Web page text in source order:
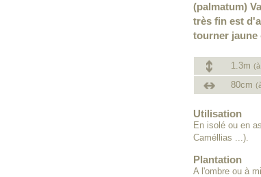
(palmatum)
très fin est
tourner jaune
1.3m
80cm
Utilisation
En isolé ou en
Caméllias ...).
Plantation
A l'ombre ou à